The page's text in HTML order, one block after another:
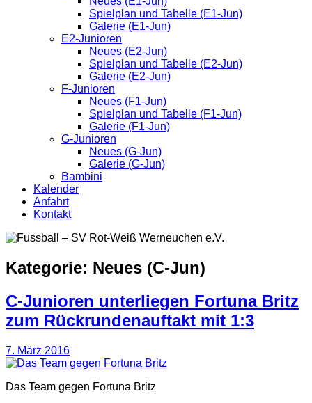
Spielplan und Tabelle (E1-Jun)
Galerie (E1-Jun)
E2-Junioren
Neues (E2-Jun)
Spielplan und Tabelle (E2-Jun)
Galerie (E2-Jun)
F-Junioren
Neues (F1-Jun)
Spielplan und Tabelle (F1-Jun)
Galerie (F1-Jun)
G-Junioren
Neues (G-Jun)
Galerie (G-Jun)
Bambini
Kalender
Anfahrt
Kontakt
Kategorie: Neues (C-Jun)
C-Junioren unterliegen Fortuna Britz
zum Rückrundenauftakt mit 1:3
7. März 2016
Das Team gegen Fortuna Britz